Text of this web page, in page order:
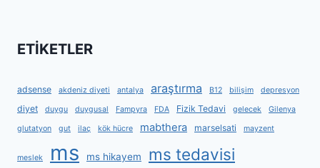
ETİKETLER
adsense akdeniz diyeti antalya araştırma B12 bilişim depresyon
diyet duygu duygusal Fampyra FDA Fizik Tedavi gelecek Gilenya
glutatyon gut ilaç kök hücre mabthera marselsati mayzent
meslek ms ms hikayem ms tedavisi